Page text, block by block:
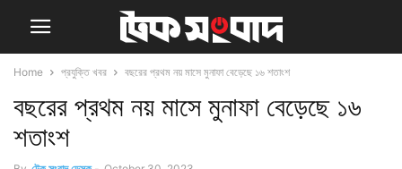
Home প্রযুক্তি খবর বছরের প্রথম নয় মাসে মুনাফা বেড়েছে ১৬ শতাংশ
বছরের প্রথম নয় মাসে মুনাফা বেড়েছে ১৬
শতাংশ